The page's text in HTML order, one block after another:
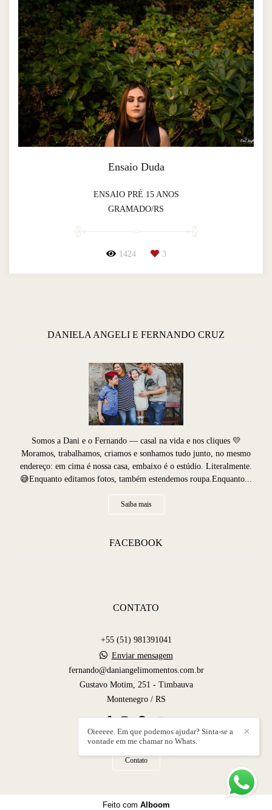
Ensaio Duda
ENSAIO PRÉ 15 ANOS
GRAMADO/RS
1424 3
DANIELA ANGELI E FERNANDO CRUZ
Somos a Dani e o Fernando — casal na vida e nos cliques 💛
Moramos, trabalhamos, criamos e sonhamos tudo junto, no mesmo
endereço: em cima é nossa casa, embaixo é o estúdio. Literalmente.
😅Enquanto editamos fotos, também estendemos roupa.Enquanto...
Saiba mais
FACEBOOK
CONTATO
+55 (51) 981391041
Enviar mensagem
fernando@daniangelimomentos.com.br
Gustavo Motim, 251 - Timbauva
Montenegro / RS
Contato
✕
Oieeeee. Em que podemos ajudar? Sinta-se a
vontade em me chamar no Whats.
Feito com Alboom